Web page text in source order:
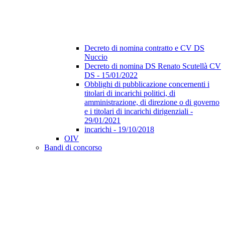
Decreto di nomina contratto e CV DS
Nuccio
Decreto di nomina DS Renato Scutellà CV
DS - 15/01/2022
Obblighi di pubblicazione concernenti i
titolari di incarichi politici, di
amministrazione, di direzione o di governo
e i titolari di incarichi dirigenziali -
29/01/2021
incarichi - 19/10/2018
OIV
Bandi di concorso